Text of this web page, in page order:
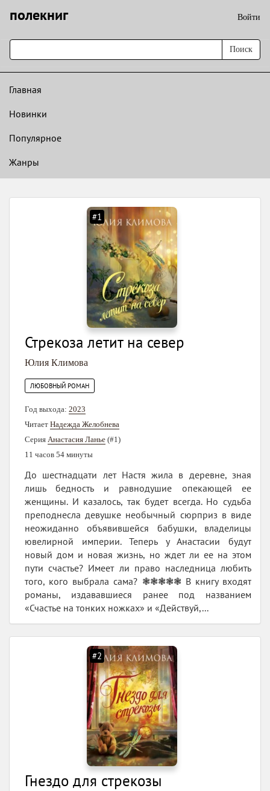
полекниг Войти
Поиск
Главная
Новинки
Популярное
Жанры
#1
Стрекоза летит на север
Юлия Климова
ЛЮБОВНЫЙ РОМАН
Год выхода: 2023
Читает Надежда Желобнева
Серия Анастасия Ланье (#1)
11 часов 54 минуты
До шестнадцати лет Настя жила в деревне, зная
лишь бедность и равнодушие опекающей ее
женщины. И казалось, так будет всегда. Но судьба
преподнесла девушке необычный сюрприз в виде
неожиданно объявившейся бабушки, владелицы
ювелирной империи. Теперь у Анастасии будут
новый дом и новая жизнь, но ждет ли ее на этом
пути счастье? Имеет ли право наследница любить
того, кого выбрала сама? ❃❃❃❃❃ В книгу входят
романы, издававшиеся ранее под названием
«Счастье на тонких ножках» и «Действуй,...
#2
Гнездо для стрекозы